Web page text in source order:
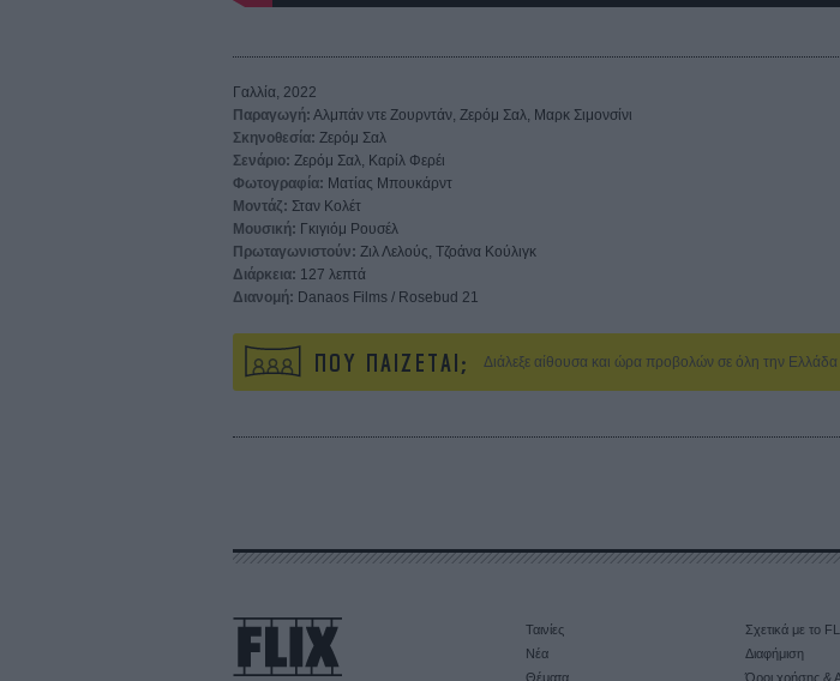
Γαλλία, 2022
Παραγωγή: Αλμπάν ντε Ζουρντάν, Ζερόμ Σαλ, Μαρκ Σιμονσίνι
Σκηνοθεσία: Ζερόμ Σαλ
Σενάριο: Ζερόμ Σαλ, Καρίλ Φερέι
Φωτογραφία: Ματίας Μπουκάρντ
Μοντάζ: Σταν Κολέτ
Μουσική: Γκιγιόμ Ρουσέλ
Πρωταγωνιστούν: Ζιλ Λελούς, Τζοάνα Κούλιγκ
Διάρκεια: 127 λεπτά
Διανομή: Danaos Films / Rosebud 21
ΠΟΥ ΠΑΙΖΕΤΑΙ; Διάλεξε αίθουσα και ώρα προβολών σε όλη την Ελλάδα
Ταινίες
Νέα
Θέματα
Σχετικά με το
Διαφήμιση
Όροι χρήσης &